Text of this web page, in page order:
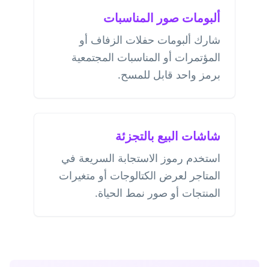
ألبومات صور المناسبات
شارك ألبومات حفلات الزفاف أو
المؤتمرات أو المناسبات المجتمعية
برمز واحد قابل للمسح.
شاشات البيع بالتجزئة
استخدم رموز الاستجابة السريعة في
المتاجر لعرض الكتالوجات أو متغيرات
المنتجات أو صور نمط الحياة.